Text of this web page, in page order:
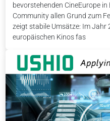
bevorstehenden CineEurope
Community allen Grund zum
zeigt stabile Umsätze: Im Jahr
europäischen Kinos fas